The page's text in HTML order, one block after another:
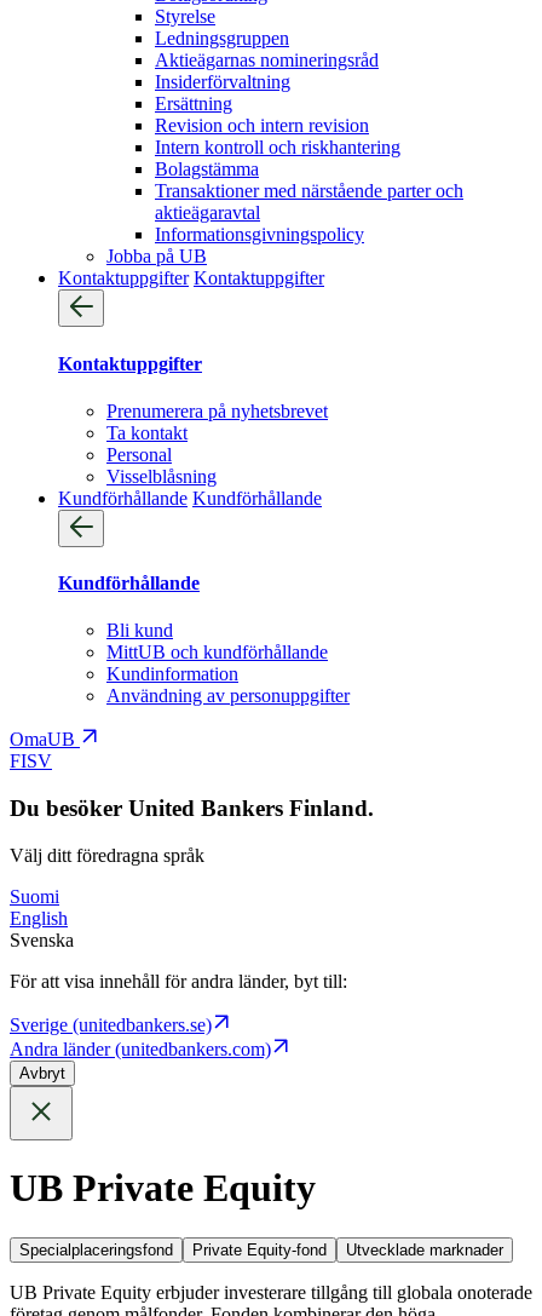
Styrelse
Ledningsgruppen
Aktieägarnas nomineringsråd
Insiderförvaltning
Ersättning
Revision och intern revision
Intern kontroll och riskhantering
Bolagstämma
Transaktioner med närstående parter och
aktieägaravtal
Informationsgivningspolicy
Jobba på UB
Kontaktuppgifter Kontaktuppgifter
Kontaktuppgifter
Prenumerera på nyhetsbrevet
Ta kontakt
Personal
Visselblåsning
Kundförhållande Kundförhållande
Kundförhållande
Bli kund
MittUB och kundförhållande
Kundinformation
Användning av personuppgifter
OmaUB
FISV
Du besöker United Bankers Finland.
Välj ditt föredragna språk
Suomi
English
Svenska
För att visa innehåll för andra länder, byt till:
Sverige (unitedbankers.se)
Andra länder (unitedbankers.com)
Avbryt
UB Private Equity
Specialplaceringsfond Private Equity-fond Utvecklade marknader
UB Private Equity erbjuder investerare tillgång till globala onoterade